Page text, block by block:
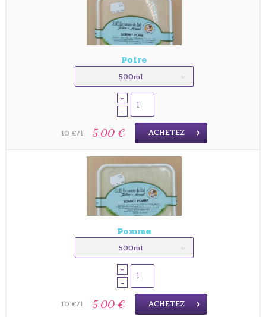
Poire
500ml
+
-
10 €/l 5.00 € ACHETEZ
Pomme
500ml
+
-
10 €/l 5.00 € ACHETEZ